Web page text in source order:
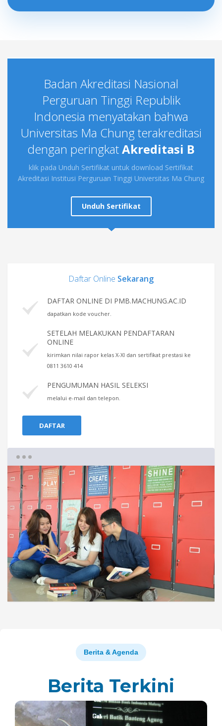
Badan Akreditasi Nasional
Perguruan Tinggi Republik
Indonesia menyatakan bahwa
Universitas Ma Chung terakreditasi
dengan peringkatAkreditasi B
klik pada Unduh Sertifikat untuk download Sertifikat
Akreditasi Institusi Perguruan Tinggi Universitas Ma Chung
Unduh Sertifikat
Daftar Online Sekarang
DAFTAR ONLINE DI PMB.MACHUNG.AC.ID
dapatkan kode voucher.
SETELAH MELAKUKAN PENDAFTARAN
ONLINE
kirimkan nilai rapor kelas X-XI dan sertifikat prestasi ke
0811 3610 414
PENGUMUMAN HASIL SELEKSI
melalui e-mail dan telepon.
DAFTAR
Berita & Agenda
Berita Terkini